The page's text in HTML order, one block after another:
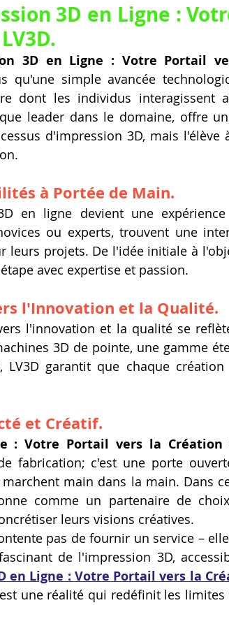
3D en Ligne :
3D en Ligne : Votre Portail
qu'une simple avancée
dont les individus interagissent
leader dans le domaine, offre
d'impression 3D, mais l'élève
à Portée de Main.
en ligne devient une
ou experts, trouvent une
leurs projets. De l'idée initiale à
avec expertise et passion.
l'Innovation et la Qualité.
l'innovation et la qualité se
3D de pointe, une gamme
LV3D garantit que chaque
et Créatif.
: Votre Portail vers la Création
fabrication; c'est une porte
main dans la main. Dans
comme un partenaire de
leurs visions créatives.
pas de fournir un service –
de l'impression 3D,
en Ligne : Votre Portail vers la
une réalité qui redéfinit les